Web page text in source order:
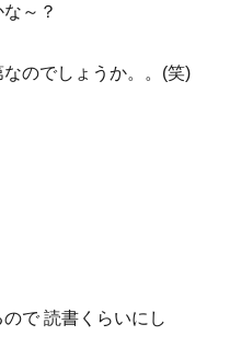
～？
のでしょうか。。(笑)
で 読書くらいにし